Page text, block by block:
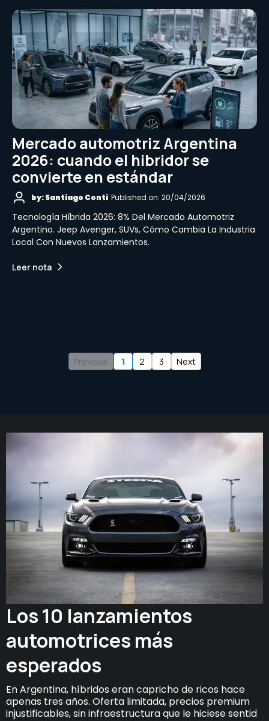
Mercado automotriz Argentina
2026: cuando el hibridor se
convierte en estándar
by: Santiago Conti Published on: 20/04/2026
Tecnología Híbrida 2026: 8% Del Mercado Automotriz
Argentino. Jeep Avenger, SUVs, Cómo Cambia La Industria
Local Con Nuevos Lanzamientos.
Leer nota
Previous 1 2 3 Next
Los 10 lanzamientos
automotrices más
esperados
En Argentina, híbridos eran capricho de ricos hace
apenas tres años. Oferta limitada, precios premium
injustificables, sin infraestructura que le hiciese sentid